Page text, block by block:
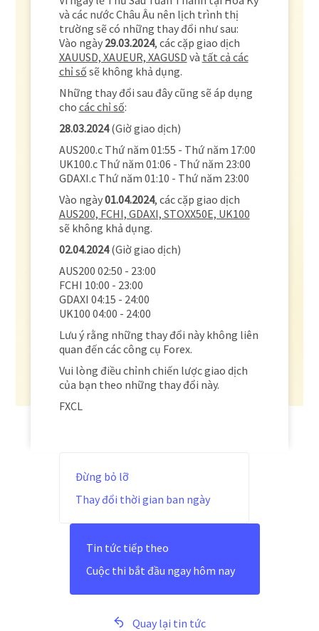
và các nước Châu Âu nên lịch trình thị
trường sẽ có những thay đổi như sau:
Vào ngày 29.03.2024, các cặp giao dịch
XAUUSD, XAUEUR, XAGUSD và tất cả các
chỉ số sẽ không khả dụng.
Những thay đổi sau đây cũng sẽ áp dụng
cho các chỉ số:
28.03.2024(Giờ giao dịch)
AUS200.c Thứ năm 01:55 - Thứ năm 17:00
UK100.c Thứ năm 01:06 - Thứ năm 23:00
GDAXI.c Thứ năm 01:10 - Thứ năm 23:00
Vào ngày01.04.2024, các cặp giao dịch
AUS200, FCHI, GDAXI, STOXX50E, UK100
sẽ không khả dụng.
02.04.2024(Giờ giao dịch)
AUS200 02:50 - 23:00
FCHI 10:00 - 23:00
GDAXI 04:15 - 24:00
UK100 04:00 - 24:00
Lưu ý rằng những thay đổi này không liên
quan đến các công cụ Forex.
Vui lòng điều chỉnh chiến lược giao dịch
của bạn theo những thay đổi này.
FXCL
Đừng bỏ lỡ
Thay đổi thời gian ban ngày
Tin tức tiếp theo
Cuộc thi bắt đầu ngay hôm nay
Quay lại tin tức